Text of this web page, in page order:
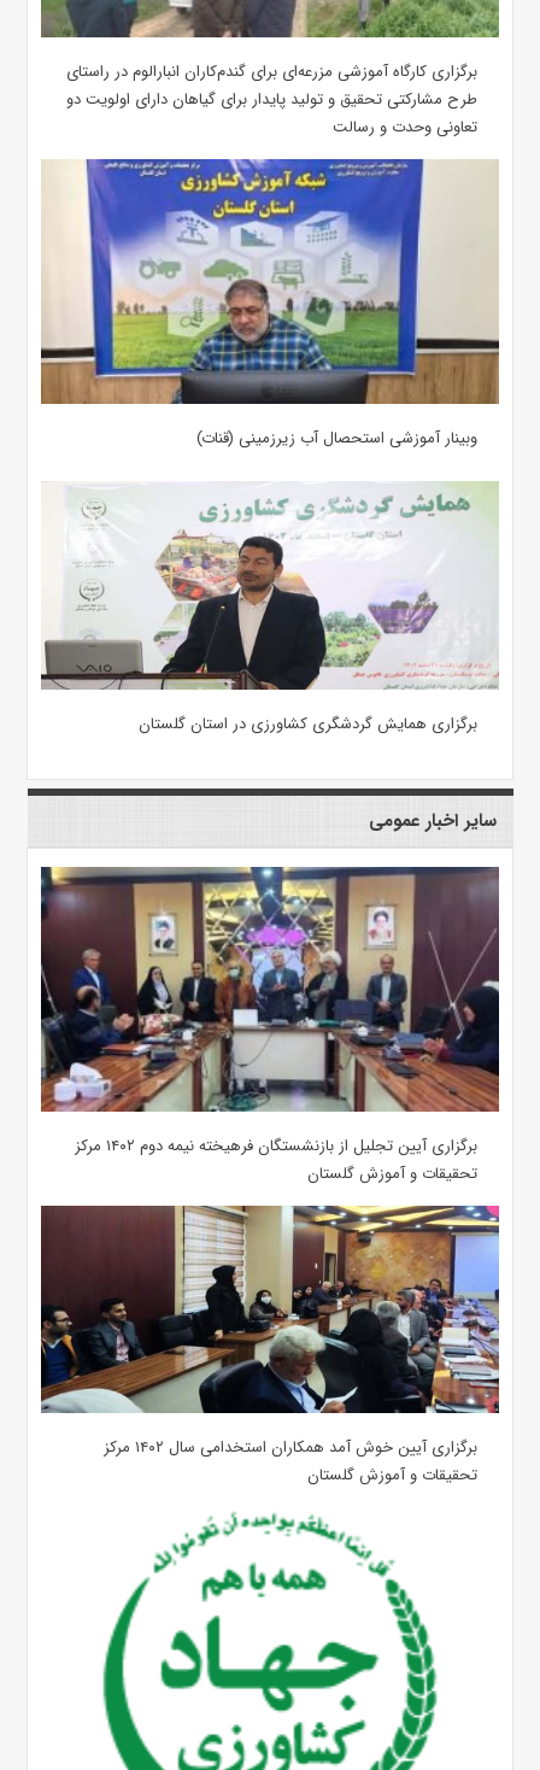
برگزاری کارگاه آموزشی مزرعه‌ای برای گندم‌کاران انبارالوم در راستای
طرح مشارکتی تحقیق و تولید پایدار برای گیاهان دارای اولویت دو
تعاونی وحدت و رسالت
وبینار آموزشی استحصال آب زیرزمینی (قنات)
برگزاری همایش گردشگری کشاورزی در استان گلستان
سایر اخبار عمومی
برگزاری آیین تجلیل از بازنشستگان فرهیخته نیمه دوم ۱۴۰۲ مرکز
تحقیقات و آموزش گلستان
برگزاری آیین خوش آمد همکاران استخدامی سال ۱۴۰۲ مرکز
تحقیقات و آموزش گلستان